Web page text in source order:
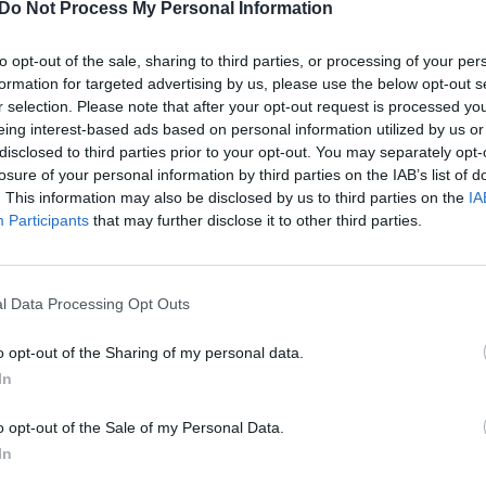
Do Not Process My Personal Information
opt-out of the sale, sharing to third parties, or processing of your
for targeted advertising by us, please use the below opt-out
selection. Please note that after your opt-out request is processed
interest-based ads based on personal information utilized by us
to third parties prior to your opt-out. You may separately
of your personal information by third parties on the IAB’s list of
This information may also be disclosed by us to third parties on the
Participants that may further disclose it to other third parties.
Data Processing Opt Outs
opt-out of the Sharing of my personal data.
opt-out of the Sale of my Personal Data.
diena
Žinios | Pramogos
00:02:38
kūrybos 50-metį P.
meninės
parodą: idėjos gimsta
Surengtos 20-osios
olimpiados žaidynės: siekia
kiekvieną ir pamiršti negalią
00:02:49
kviečia susiburti ir
kapus: tam
Panevėžiečiams nuspręsti, kur
abejonėms išsklaidyti
renginys